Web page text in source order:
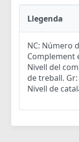
Llegenda
NC: Número
Complement
Nivell del
de treball.
Nivell de